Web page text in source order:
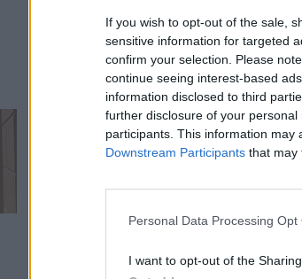
If you wish to opt-out of the sale,
sensitive information for targeted
confirm your selection. Please
continue seeing interest-based
information disclosed to third
further disclosure of your personal
participants. This information may
Downstream Participants that may
Personal Data Processing Opt
I want to opt-out of the
Kučinskienė įvardijo didžiausią savo
Šiuo metu skaitomiausi
Dienos
Taro kortų